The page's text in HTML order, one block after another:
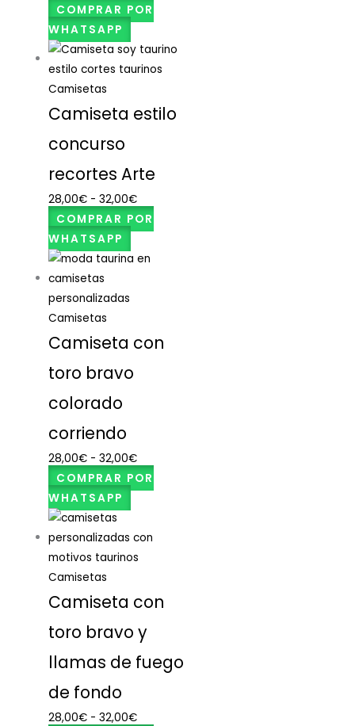
COMPRAR POR
WHATSAPP
Camisetas
Camiseta estilo
concurso
recortes Arte
28,00€ - 32,00€
COMPRAR POR
WHATSAPP
Camisetas
Camiseta con
toro bravo
colorado
corriendo
28,00€ - 32,00€
COMPRAR POR
WHATSAPP
Camisetas
Camiseta con
toro bravo y
llamas de fuego
de fondo
28,00€ - 32,00€